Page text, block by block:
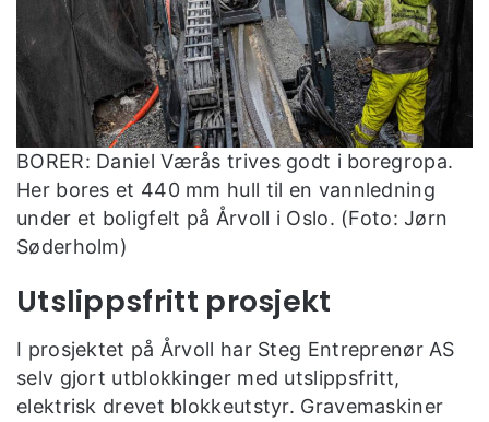
BORER: Daniel Værås trives godt i boregropa.
Her bores et 440 mm hull til en vannledning
under et boligfelt på Årvoll i Oslo. (Foto: Jørn
Søderholm)
Utslippsfritt prosjekt
I prosjektet på Årvoll har Steg Entreprenør AS
selv gjort utblokkinger med utslippsfritt,
elektrisk drevet blokkeutstyr. Gravemaskiner